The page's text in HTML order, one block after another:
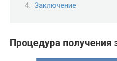
Заключение
Процедура получения